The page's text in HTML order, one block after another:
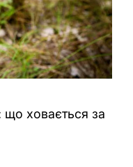
що ховається за